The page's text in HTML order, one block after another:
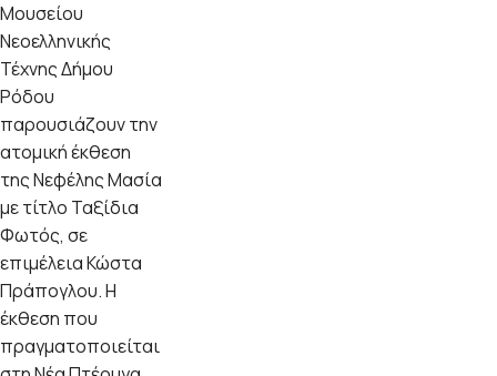
Μουσείου
Νεοελληνικής
Τέχνης Δήμου
Ρόδου
παρουσιάζουν την
ατομική έκθεση
της Νεφέλης Μασία
με τίτλο Ταξίδια
Φωτός, σε
επιμέλεια Κώστα
Πράπογλου. Η
έκθεση που
πραγματοποιείται